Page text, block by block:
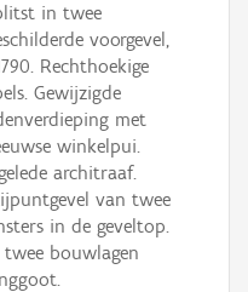
in twee
voorgevel,
Rechthoekige
Gewijzigde
met
winkelpui.
architraaf.
van twee
in de geveltop.
bouwlagen